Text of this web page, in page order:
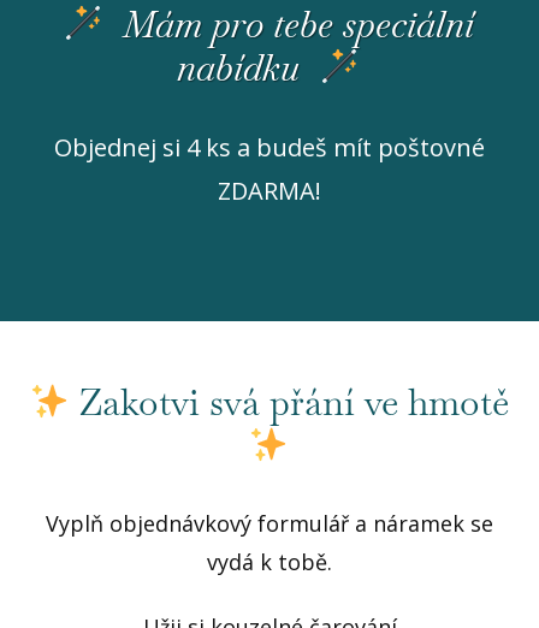
Mám pro tebe speciální
nabídku
Objednej si 4 ks a budeš mít poštovné
ZDARMA!
Zakotvi svá přání ve hmotě
Vyplň objednávkový formulář a náramek se
vydá k tobě.